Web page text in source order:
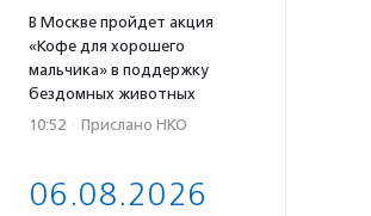
В Москве пройдет акция
«Кофе для хорошего
мальчика» в поддержку
бездомных животных
10:52 · Прислано НКО
06.08.2026